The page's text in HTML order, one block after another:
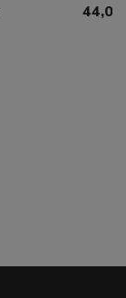
44,00